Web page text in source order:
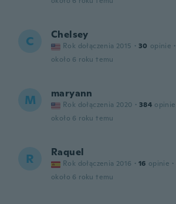
C Chelsey
Rok dołączenia 2015 · 30 opinie ·
około 6 roku temu
M maryann
Rok dołączenia 2020 · 384 opinie
około 6 roku temu
R Raquel
Rok dołączenia 2016 · 16 opinie ·
około 6 roku temu